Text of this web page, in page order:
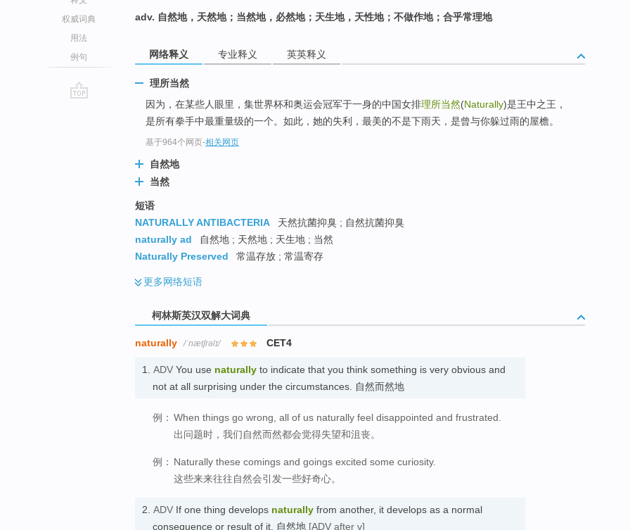
权威词典
用法
例句
adv. 自然地，天然地；当然地，必然地；天生地，天性地；不做作地；合乎常理地
网络释义 专业释义 英英释义
理所当然
因为，在某些人眼里，集世界杯和奥运会冠军于一身的中国女排理所当然(Naturally)是王中之王，
是所有拳手中最重量级的一个。如此，她的失利，最美的不是下雨天，是曾与你躲过雨的屋檐。
基于964个网页-相关网页
自然地
当然
短语
NATURALLY ANTIBACTERIA
天然抗菌抑臭 ; 自然抗菌抑臭
naturally ad
自然地 ; 天然地 ; 天生地 ; 当然
Naturally Preserved
常温存放 ; 常温寄存
更多网络短语
柯林斯英汉双解大词典
naturally /ˈnætʃrəlɪ/ CET4
1. ADV You use naturally to indicate that you think something is very obvious and
not at all surprising under the circumstances. 自然而然地
例： When things go wrong, all of us naturally feel disappointed and frustrated.
出问题时，我们自然而然都会觉得失望和沮丧。
例： Naturally these comings and goings excited some curiosity.
这些来来往往自然会引发一些好奇心。
2. ADV If one thing develops naturally from another, it develops as a normal
consequence or result of it. 自然地 [ADV after v]